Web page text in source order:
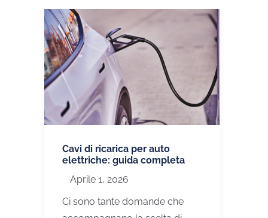
Cavi di ricarica per auto
elettriche: guida completa
Aprile 1, 2026
Ci sono tante domande che